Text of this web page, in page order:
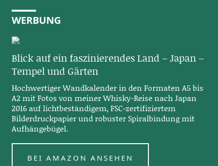
WERBUNG
Blick auf ein faszinierendes Land – Japan –
Tempel und Gärten
Hochwertiger Wandkalender in den Formaten A5 bis
A2 mit Fotos von meiner Whisky-Reise nach Japan
2016 auf lichtbeständigem, FSC-zertifiziertem
Bilderdruckpapier und robuster Spiralbindung mit
Aufhängebügel.
BEI AMAZON ANSEHEN